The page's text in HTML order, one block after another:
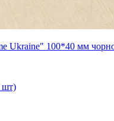
Ukraine" 100*40 мм
шт)